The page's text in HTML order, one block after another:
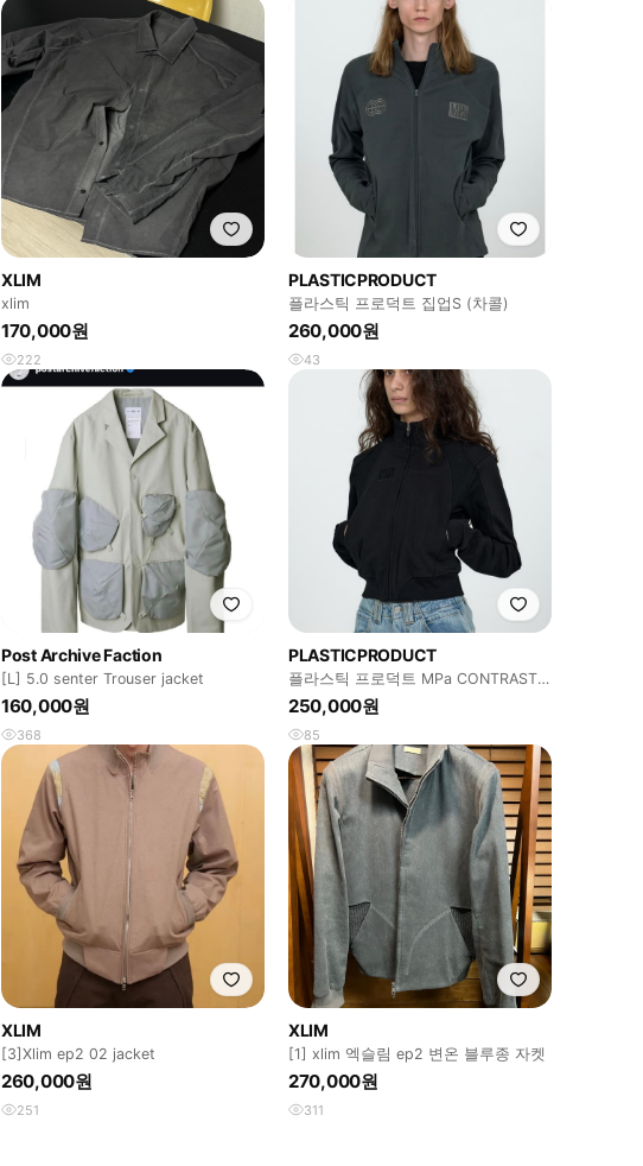
XLIM
xlim
170,000원
222
PLASTICPRODUCT
플라스틱 프로덕트 집업S (차콜)
260,000원
43
Post Archive Faction
[L] 5.0 senter Trouser jacket
160,000원
368
PLASTICPRODUCT
플라스틱 프로덕트 MPa CONTRAST
ZIPPED JACKET
250,000원
85
XLIM
[3]Xlim ep2 02 jacket
260,000원
251
XLIM
[1] xlim 엑슬림 ep2 변온 블루종 자켓
270,000원
311